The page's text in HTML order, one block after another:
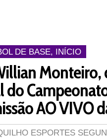
DE BASE, INÍCIO
Monteiro,
do
AO VIVO
ESPORTES